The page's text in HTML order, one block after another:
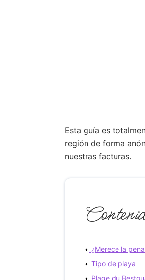
Esta guía es
región de forma
nuestras facturas.
¿Merece la
Tipo de playa
Plage du